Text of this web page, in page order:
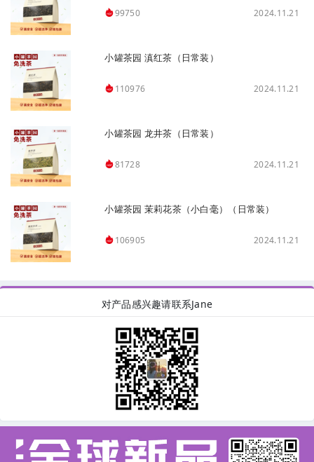
99750 2024.11.21
小罐茶园 滇红茶（日常装）
110976 2024.11.21
小罐茶园 龙井茶（日常装）
81728 2024.11.21
小罐茶园 茉莉花茶（小白毫）（日常装）
106905 2024.11.21
对产品感兴趣请联系Jane